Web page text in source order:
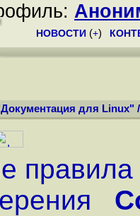
НОВОСТИ (+)
для Linux"
правила